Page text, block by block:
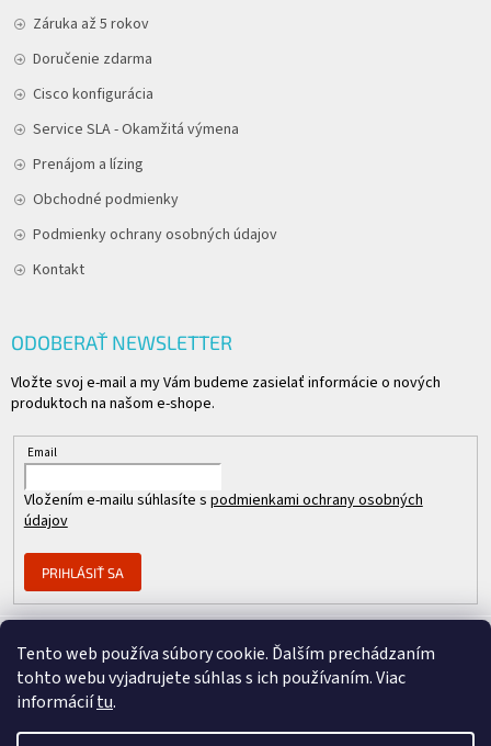
Tento web používa súbory cookie. Ďalším prechádzaním
tohto webu vyjadrujete súhlas s ich používaním. Viac
informáciítu.
Záruka až 5 rokov
Doručenie zdarma
Cisco konfigurácia
Service SLA - Okamžitá výmena
Prenájom a lízing
Obchodné podmienky
Podmienky ochrany osobných údajov
Kontakt
ODOBERAŤ NEWSLETTER
Vložte svoj e-mail a my Vám budeme zasielať informácie o nových
produktoch na našom e-shope.
Email
Vložením e-mailu súhlasíte s podmienkami ochrany osobných
údajov
PRIHLÁSIŤ SA
Člen skupiny